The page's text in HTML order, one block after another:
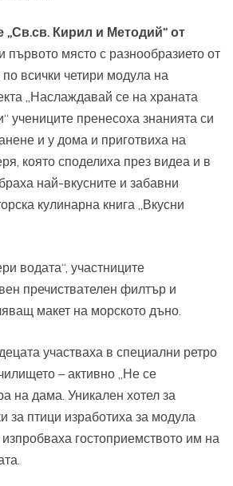
Кирил и Методий“ от
първото място с разнообразието от
всички четири модула на
„Наслаждавай се на храната
учениците пренесоха знанията си
и у дома и приготвиха на
която споделиха през видеа и в
най-вкусните и забавни
кулинарна книга „Вкусни
водата“, участниците
пречиствателен филтър и
макет на морското дъно.
участваха в специални ретро
– активно „Не се
на дама. Уникален хотел за
за птици изработиха за модула
изпробваха гостоприемството им на